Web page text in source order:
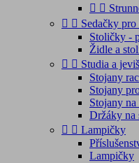
 
  Sedačky
Stoličky -
Židle a
  Studia a
Stojany
Stojany
Stojany
Držáky na
  Lampičky
Lampičky